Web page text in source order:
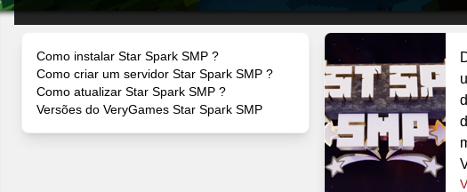
Como instalar Star Spark SMP ?
Como criar um servidor Star Spark SMP ?
Como atualizar Star Spark SMP ?
Versões do VeryGames Star Spark SMP